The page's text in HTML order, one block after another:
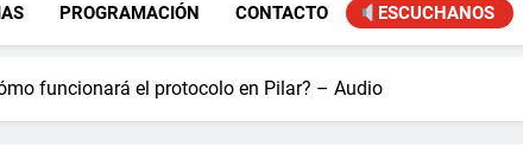
PROGRAMACIÓN CONTACTO ESCUCHANOS
funcionará el protocolo en Pilar? – Audio